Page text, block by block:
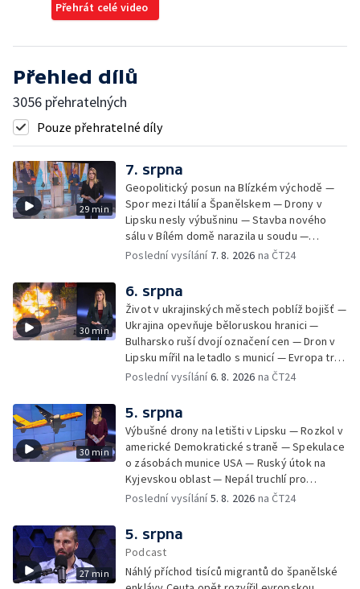
Přehrát celé video
Přehled dílů
3056 přehratelných
Pouze přehratelné díly
29 min
7. srpna
Geopolitický posun na Blízkém východě —
Spor mezi Itálií a Španělskem — Drony v
Lipsku nesly výbušninu — Stavba nového
sálu v Bílém domě narazila u soudu —
Severní polokouli sužuje sucho —
Teror osadníků na Západním břehu —
Záchrana netopýrů v Itálii
Poslední vysílání 7. 8. 2026 na ČT24
30 min
6. srpna
Život v ukrajinských městech poblíž bojišť —
Ukrajina opevňuje běloruskou hranici —
Bulharsko ruší dvojí označení cen — Dron v
Lipsku mířil na letadlo s municí — Evropa trpí
nedostatkem srážek — Nové záběry erupcí
Poslední vysílání6. 8. 2026 na ČT24
30 min
5. srpna
Výbušné drony na letišti v Lipsku — Rozkol v
americké Demokratické straně — Spekulace
o zásobách munice USA — Ruský útok na
Kyjevskou oblast — Nepál truchlí pro
horolezce — Ruský útok na Kyjevskou oblast
Poslední vysílání5. 8. 2026 na ČT24
27 min
5. srpna
Podcast
Náhlý příchod tisíců migrantů do španělské